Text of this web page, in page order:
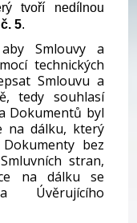
tvoří nedílnou
5.
Smlouvy a
technických
Smlouvu a
tedy souhlasí
Dokumentů byl
na dálku, který
bez
stran,
na dálku se
Úvěrujícího